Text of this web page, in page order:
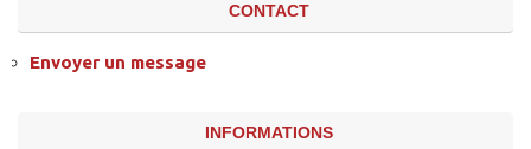
CONTACT
Envoyer un message
INFORMATIONS